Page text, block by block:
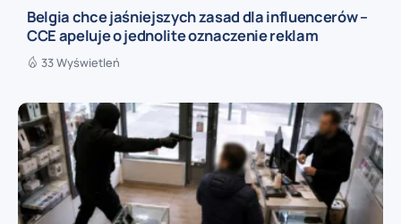
Belgia chce jaśniejszych zasad dla influencerów –
CCE apeluje o jednolite oznaczenie reklam
33 Wyświetleń